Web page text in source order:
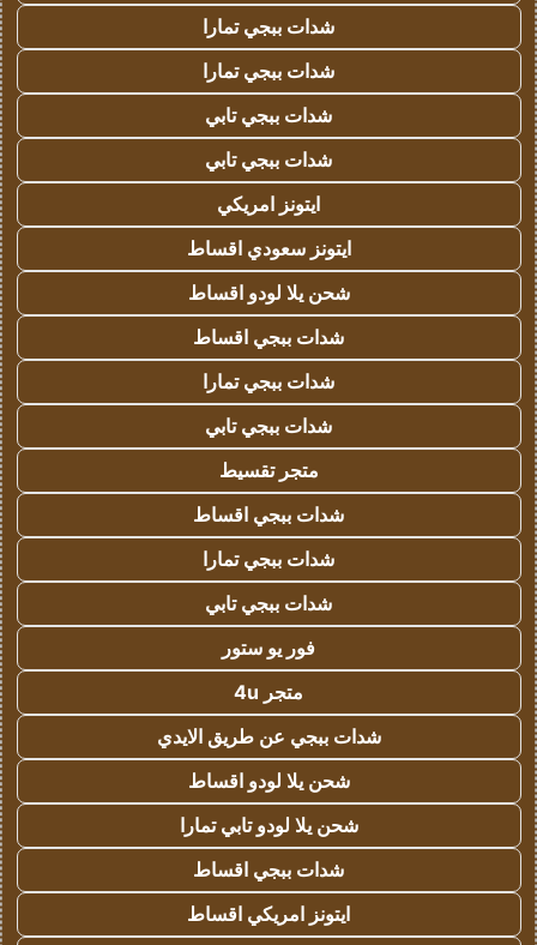
شدات ببجي تمارا
شدات ببجي تمارا
شدات ببجي تابي
شدات ببجي تابي
ايتونز امريكي
ايتونز سعودي اقساط
شحن يلا لودو اقساط
شدات ببجي اقساط
شدات ببجي تمارا
شدات ببجي تابي
متجر تقسيط
شدات ببجي اقساط
شدات ببجي تمارا
شدات ببجي تابي
فور يو ستور
متجر 4u
شدات ببجي عن طريق الايدي
شحن يلا لودو اقساط
شحن يلا لودو تابي تمارا
شدات ببجي اقساط
ايتونز امريكي اقساط